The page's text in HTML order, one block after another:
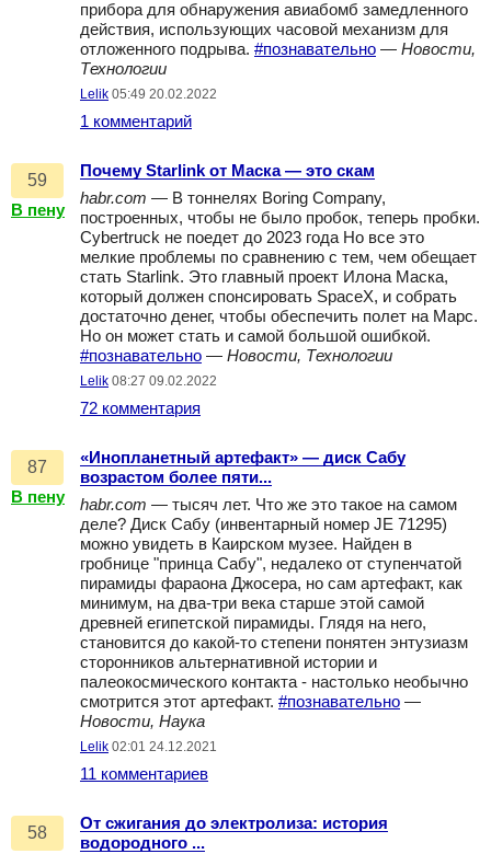
прибора для обнаружения авиабомб замедленного
действия, использующих часовой механизм для
отложенного подрыва. #познавательно — Новости,
Технологии
Lelik 05:49 20.02.2022
1 комментарий
59
В пену
Почему Starlink от Маска — это скам
habr.com — В тоннелях Boring Company,
построенных, чтобы не было пробок, теперь пробки.
Cybertruck не поедет до 2023 года Но все это
мелкие проблемы по сравнению с тем, чем обещает
стать Starlink. Это главный проект Илона Маска,
который должен спонсировать SpaceX, и собрать
достаточно денег, чтобы обеспечить полет на Марс.
Но он может стать и самой большой ошибкой.
#познавательно — Новости, Технологии
Lelik 08:27 09.02.2022
72 комментария
87
В пену
«Инопланетный артефакт» — диск Сабу
возрастом более пяти...
habr.com — тысяч лет. Что же это такое на самом
деле? Диск Сабу (инвентарный номер JE 71295)
можно увидеть в Каирском музее. Найден в
гробнице "принца Сабу", недалеко от ступенчатой
пирамиды фараона Джосера, но сам артефакт, как
минимум, на два-три века старше этой самой
древней египетской пирамиды. Глядя на него,
становится до какой-то степени понятен энтузиазм
сторонников альтернативной истории и
палеокосмического контакта - настолько необычно
смотрится этот артефакт. #познавательно —
Новости, Наука
Lelik 02:01 24.12.2021
11 комментариев
58
От сжигания до электролиза: история
водородного ...